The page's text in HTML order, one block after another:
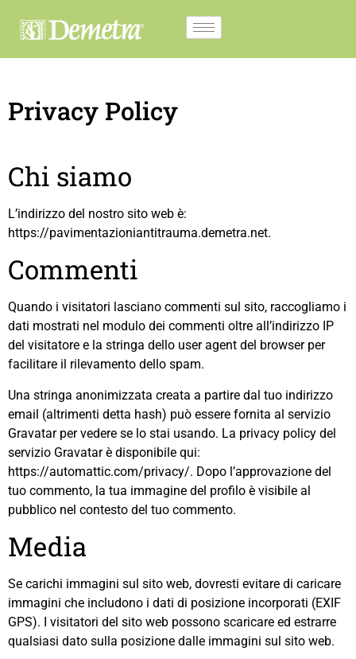
Privacy Policy
Chi siamo
L’indirizzo del nostro sito web è:
https://pavimentazioniantitrauma.demetra.net.
Commenti
Quando i visitatori lasciano commenti sul sito, raccogliamo i
dati mostrati nel modulo dei commenti oltre all’indirizzo IP
del visitatore e la stringa dello user agent del browser per
facilitare il rilevamento dello spam.
Una stringa anonimizzata creata a partire dal tuo indirizzo
email (altrimenti detta hash) può essere fornita al servizio
Gravatar per vedere se lo stai usando. La privacy policy del
servizio Gravatar è disponibile qui:
https://automattic.com/privacy/. Dopo l’approvazione del
tuo commento, la tua immagine del profilo è visibile al
pubblico nel contesto del tuo commento.
Media
Se carichi immagini sul sito web, dovresti evitare di caricare
immagini che includono i dati di posizione incorporati (EXIF
GPS). I visitatori del sito web possono scaricare ed estrarre
qualsiasi dato sulla posizione dalle immagini sul sito web.